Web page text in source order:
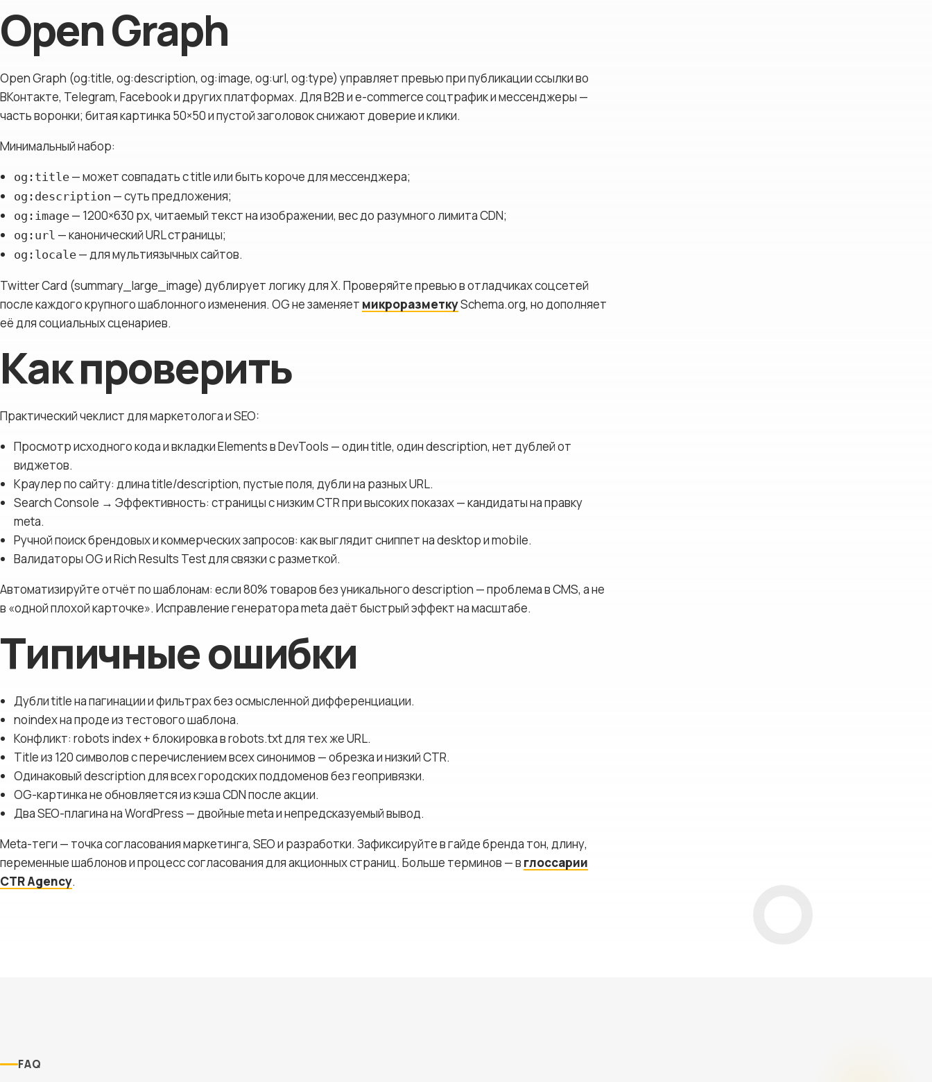
Open Graph
Open Graph (og:title, og:description, og:image, og:url, og:type) управляет превью при публикации ссылки во
ВКонтакте, Telegram, Facebook и других платформах. Для B2B и e-commerce соцтрафик и мессенджеры —
часть воронки; битая картинка 50×50 и пустой заголовок снижают доверие и клики.
Минимальный набор:
og:title — может совпадать с title или быть короче для мессенджера;
og:description — суть предложения;
og:image — 1200×630 px, читаемый текст на изображении, вес до разумного лимита CDN;
og:url — канонический URL страницы;
og:locale — для мультиязычных сайтов.
Twitter Card (summary_large_image) дублирует логику для X. Проверяйте превью в отладчиках соцсетей
после каждого крупного шаблонного изменения. OG не заменяет микроразметкуSchema.org, но дополняет
её для социальных сценариев.
Как проверить
Практический чеклист для маркетолога и SEO:
Просмотр исходного кода и вкладки Elements в DevTools — один title, один description, нет дублей от
виджетов.
Краулер по сайту: длина title/description, пустые поля, дубли на разных URL.
Search Console → Эффективность: страницы с низким CTR при высоких показах — кандидаты на правку
meta.
Ручной поиск брендовых и коммерческих запросов: как выглядит сниппет на desktop и mobile.
Валидаторы OG и Rich Results Test для связки с разметкой.
Автоматизируйте отчёт по шаблонам: если 80% товаров без уникального description — проблема в CMS, а не
в «одной плохой карточке». Исправление генератора meta даёт быстрый эффект на масштабе.
Типичные ошибки
Дубли title на пагинации и фильтрах без осмысленной дифференциации.
noindex на проде из тестового шаблона.
Конфликт: robots index + блокировка в robots.txt для тех же URL.
Title из 120 символов с перечислением всех синонимов — обрезка и низкий CTR.
Одинаковый description для всех городских поддоменов без геопривязки.
OG-картинка не обновляется из кэша CDN после акции.
Два SEO-плагина на WordPress — двойные meta и непредсказуемый вывод.
Meta-теги — точка согласования маркетинга, SEO и разработки. Зафиксируйте в гайде бренда тон, длину,
переменные шаблонов и процесс согласования для акционных страниц. Больше терминов — в глоссарии
CTR Agency.
FAQ